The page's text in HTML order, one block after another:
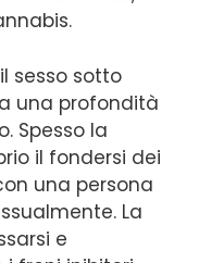
sesso sotto
una profondità
Spesso la
il fondersi dei
una persona
La
e